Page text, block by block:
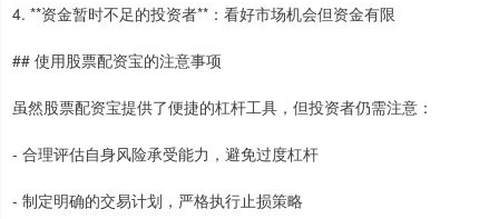
4. **资金暂时不足的投资者**：看好市场机会但资金有限
## 使用股票配资宝的注意事项
虽然股票配资宝提供了便捷的杠杆工具，但投资者仍需注意：
- 合理评估自身风险承受能力，避免过度杠杆
- 制定明确的交易计划，严格执行止损策略